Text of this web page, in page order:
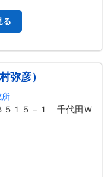
る
弥彦）
所
５１５－１ 千代田Ｗ